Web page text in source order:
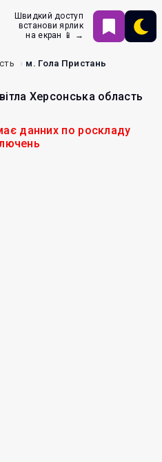
Швидкий доступ
встанови ярлик
на екран 📱 →
м. Гола Пристань
Херсонська область
данних по роскладу